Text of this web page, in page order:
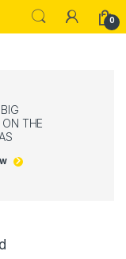
0
ON THE